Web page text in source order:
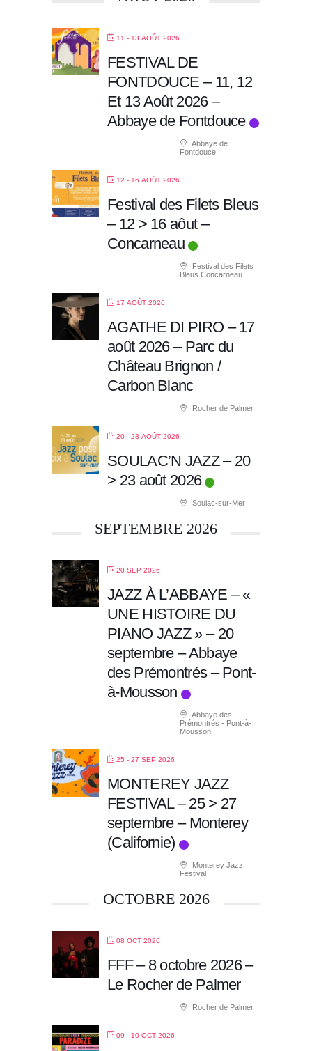
11 - 13 AOÛT 2026
FESTIVAL DE
FONTDOUCE – 11, 12
Et 13 Août 2026 –
Abbaye de Fontdouce
Abbaye de
Fontdouce
12 - 16 AOÛT 2026
Festival des Filets Bleus
– 12 > 16 aôut –
Concarneau
Festival des Filets
Bleus Concarneau
17 AOÛT 2026
AGATHE DI PIRO – 17
août 2026 – Parc du
Château Brignon /
Carbon Blanc
Rocher de Palmer
20 - 23 AOÛT 2026
SOULAC’N JAZZ – 20
> 23 août 2026
Soulac-sur-Mer
SEPTEMBRE 2026
20 SEP 2026
JAZZ À L’ABBAYE – «
UNE HISTOIRE DU
PIANO JAZZ » – 20
septembre – Abbaye
des Prémontrés – Pont-
à-Mousson
Abbaye des
Prémontrés - Pont-à-
Mousson
25 - 27 SEP 2026
MONTEREY JAZZ
FESTIVAL – 25 > 27
septembre – Monterey
(Californie)
Monterey Jazz
Festival
OCTOBRE 2026
08 OCT 2026
FFF – 8 octobre 2026 –
Le Rocher de Palmer
Rocher de Palmer
09 - 10 OCT 2026